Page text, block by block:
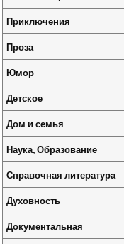
Приключения
Проза
Юмор
Детское
Дом и семья
Наука, Образование
Справочная литература
Духовность
Документальная